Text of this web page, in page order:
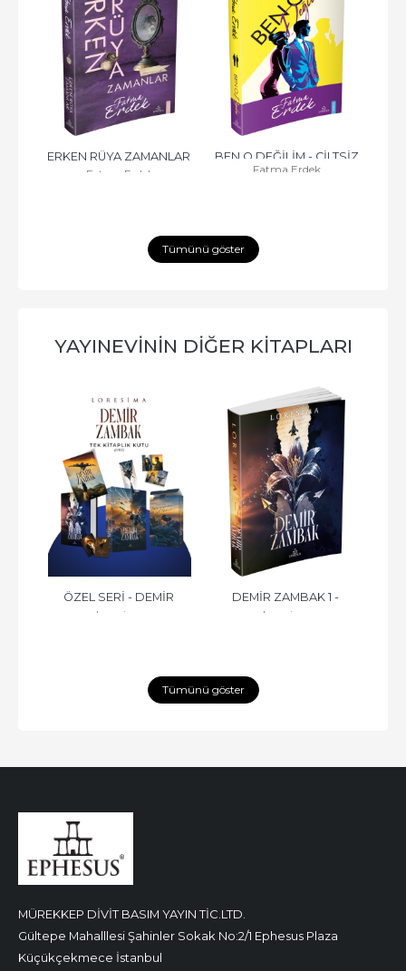
ERKEN RÜYA ZAMANLAR
Fatma Erdek
BEN O DEĞİLİM - CİLTSİZ
Fatma Erdek
Tümünü göster
YAYINEVININ DIĞER KITAPLARI
ÖZEL SERİ - DEMİR
Loresima
DEMİR ZAMBAK 1 -
Loresima
Tümünü göster
MÜREKKEP DİVİT BASIM YAYIN TİC.LTD.
Gültepe Mahalllesi Şahinler Sokak No:2/1 Ephesus Plaza
Küçükçekmece İstanbul